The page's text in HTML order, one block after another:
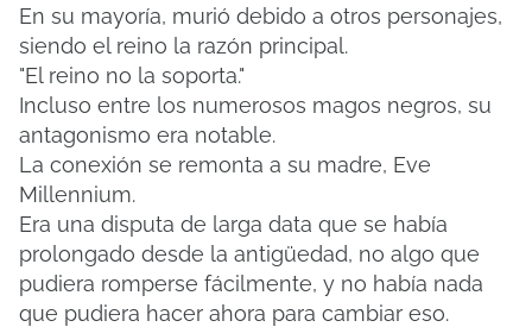
En su mayoría, murió debido a otros personajes,
siendo el reino la razón principal.
"El reino no la soporta."
Incluso entre los numerosos magos negros, su
antagonismo era notable.
La conexión se remonta a su madre, Eve
Millennium.
Era una disputa de larga data que se había
prolongado desde la antigüedad, no algo que
pudiera romperse fácilmente, y no había nada
que pudiera hacer ahora para cambiar eso.